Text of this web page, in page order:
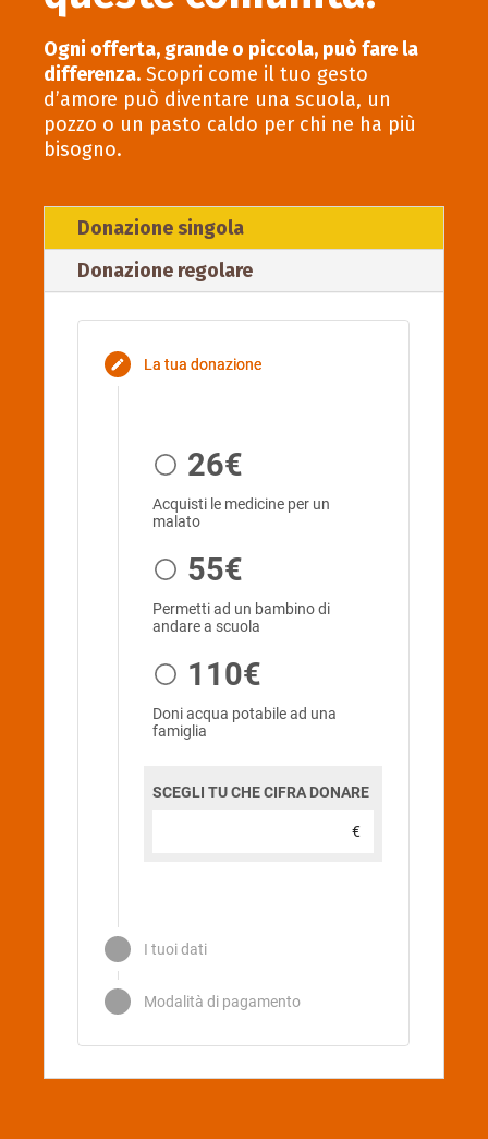
Ogni offerta, grande o piccola, può fare la
differenza. Scopri come il tuo gesto
d’amore può diventare una scuola, un
pozzo o un pasto caldo per chi ne ha più
bisogno.
Donazione singola
Donazione regolare